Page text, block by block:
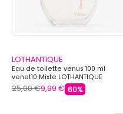
LOTHANTIQUE
Eau de toilette venus 100 ml
venet10 Mixte LOTHANTIQUE
25,00 €9,99 € 60%